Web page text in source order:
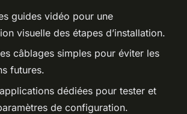
guides vidéo pour une
visuelle des étapes d’installation.
câblages simples pour éviter les
futures.
dédiées pour tester et
de configuration.